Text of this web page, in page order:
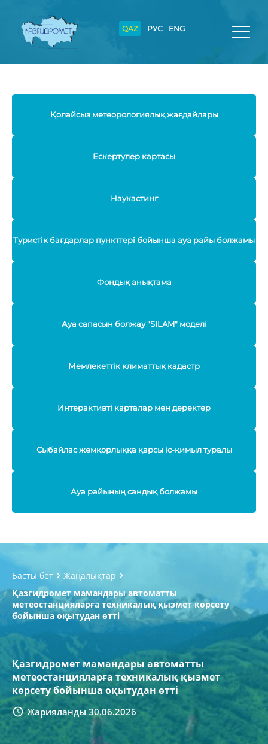
QAZ РУС ENG
Қолайсыз метеорологиялық жағдайлары
Ескертулер картасы
Наукастинг
Туристік бағдарлар пункттері бойынша ауа райы болжамы
Фондық анықтама
Ауа сапасын болжау "SILAM" моделі
Мемлекеттік климаттық кадастр
Интерактивті карталар мен деректер
Сыбайлас жемқорлыққа қарсы іс-қимыл туралы
Ауа райының сандық болжамы
Басты бет
Жаңалықтар
Қазгидромет мамандары автоматты
метеостанцияларға техникалық қызмет көрсету
бойынша оқытудан өтті
Қазгидромет мамандары автоматты
метеостанцияларға техникалық қызмет
көрсету бойынша оқытудан өтті
Жарияланды 30.06.2026